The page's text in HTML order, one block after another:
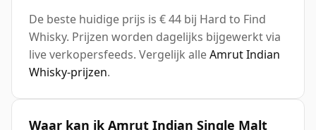
De beste huidige prijs is € 44 bij Hard to Find
Whisky. Prijzen worden dagelijks bijgewerkt via
live verkopersfeeds. Vergelijk alleAmrut Indian
Whisky-prijzen.
Waar kan ik Amrut Indian Single Malt